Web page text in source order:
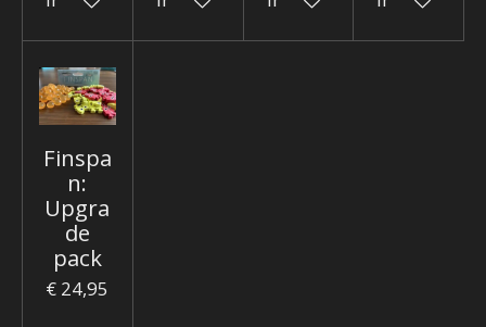
Finspa
n:
Upgra
de
pack
€ 24,95